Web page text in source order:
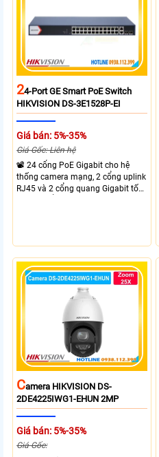
24-Port GE Smart PoE Switch
HIKVISION DS-3E1528P-EI
Giá bán: 5%-35%
Giá Gốc: Liên hệ
📽 24 cổng PoE Gigabit cho hệ
thống camera mạng, 2 cổng uplink
RJ45 và 2 cổng quang Gigabit tốc
CAmera HIKVISION DS-
2DE4225IWG1-EHUN 2MP
Giá bán: 5%-35%
Giá Gốc: